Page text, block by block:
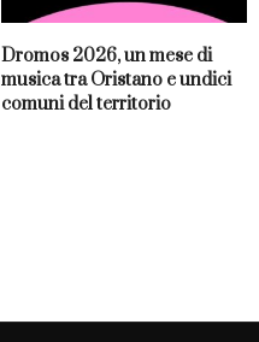
Dromos 2026, un mese di
musica tra Oristano e undici
comuni del territorio